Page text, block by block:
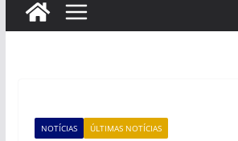
NOTÍCIAS ÚLTIMAS NOTÍCIAS